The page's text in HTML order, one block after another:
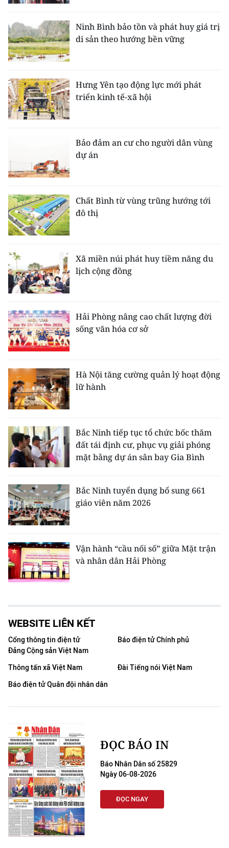
Ninh Bình bảo tồn và phát huy giá trị
di sản theo hướng bền vững
Hưng Yên tạo động lực mới phát
triển kinh tế-xã hội
Bảo đảm an cư cho người dân vùng
dự án
Chất Bình từ vùng trũng hướng tới
đô thị
Xã miền núi phát huy tiềm năng du
lịch cộng đồng
Hải Phòng nâng cao chất lượng đời
sống văn hóa cơ sở
Hà Nội tăng cường quản lý hoạt động
lữ hành
Bắc Ninh tiếp tục tổ chức bốc thăm
đất tái định cư, phục vụ giải phóng
mặt bằng dự án sân bay Gia Bình
Bắc Ninh tuyển dụng bổ sung 661
giáo viên năm 2026
Vận hành “cầu nối số” giữa Mặt trận
và nhân dân Hải Phòng
WEBSITE LIÊN KẾT
Cổng thông tin điện tử
Đảng Cộng sản Việt Nam
Báo điện tử Chính phủ
Thông tấn xã Việt Nam
Đài Tiếng nói Việt Nam
Báo điện tử Quân đội nhân dân
ĐỌC BÁO IN
Báo Nhân Dân số 25829
Ngày 06-08-2026
ĐỌC NGAY